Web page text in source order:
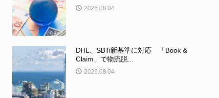
2026.08.04
DHL、SBTi新基準に対応 「Book &
Claim」で物流脱...
2026.08.04